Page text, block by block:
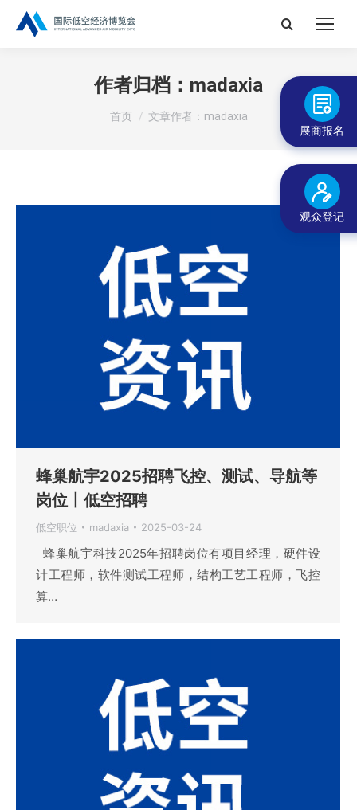
搜
作者归档： madaxia
您在这里：
首页 文章作者：madaxia
蜂巢航宇2025招聘飞控、测试、导航等
岗位丨低空招聘
低空职位 madaxia 2025-03-24
蜂巢航宇科技2025年招聘岗位有项目经理，硬件设
计工程师，软件测试工程师，结构工艺工程师，飞控
算…
展商报名
观众登记